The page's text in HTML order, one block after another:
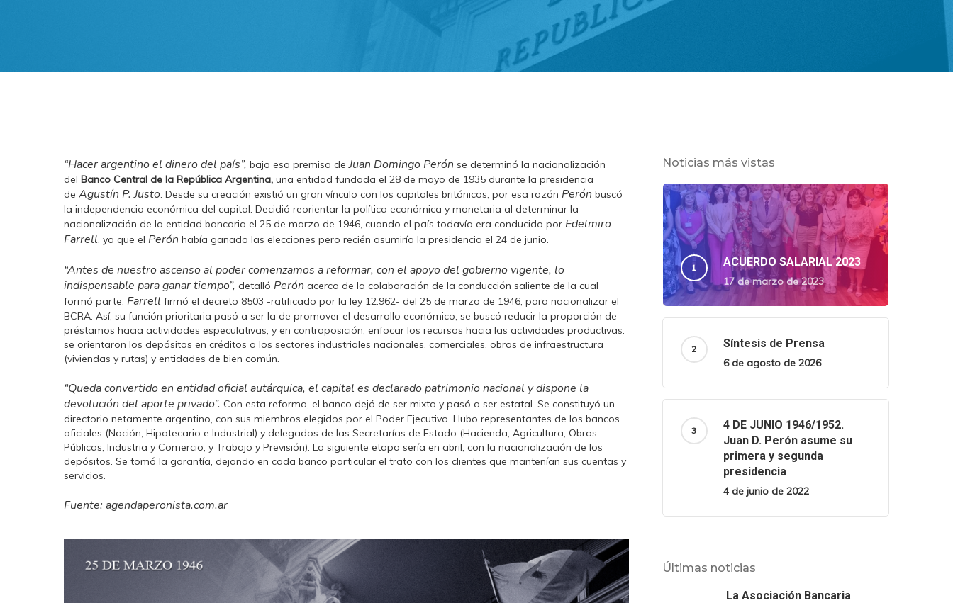
“Hacer argentino el dinero del país”, bajo esa premisa deJuan Domingo Perón se determinó la nacionalización
del Banco Central de la República Argentina, una entidad fundada el 28 de mayo de 1935 durante la presidencia
de Agustín P. Justo. Desde su creación existió un gran vínculo con los capitales británicos, por esa razón Perón buscó
la independencia económica del capital. Decidió reorientar la política económica y monetaria al determinar la
nacionalización de la entidad bancaria el 25 de marzo de 1946, cuando el país todavía era conducido por Edelmiro
Farrell, ya que el Perón había ganado las elecciones pero recién asumiría la presidencia el 24 de junio.
“Antes de nuestro ascenso al poder comenzamos a reformar, con el apoyo del gobierno vigente, lo
indispensable para ganar tiempo”, detalló Perón acerca de la colaboración de la conducción saliente de la cual
formó parte. Farrell firmó el decreto 8503 -ratificado por la ley 12.962- del 25 de marzo de 1946, para nacionalizar el
BCRA. Así, su función prioritaria pasó a ser la de promover el desarrollo económico, se buscó reducir la proporción de
préstamos hacia actividades especulativas, y en contraposición, enfocar los recursos hacia las actividades productivas:
se orientaron los depósitos en créditos a los sectores industriales nacionales, comerciales, obras de infraestructura
(viviendas y rutas) y entidades de bien común.
“Queda convertido en entidad oficial autárquica, el capital es declarado patrimonio nacional y dispone la
devolución del aporte privado”. Con esta reforma, el banco dejó de ser mixto y pasó a ser estatal. Se constituyó un
directorio netamente argentino, con sus miembros elegidos por el Poder Ejecutivo. Hubo representantes de los bancos
oficiales (Nación, Hipotecario e Industrial) y delegados de las Secretarías de Estado (Hacienda, Agricultura, Obras
Públicas, Industria y Comercio, y Trabajo y Previsión). La siguiente etapa sería en abril, con la nacionalización de los
depósitos. Se tomó la garantía, dejando en cada banco particular el trato con los clientes que mantenían sus cuentas y
servicios.
Fuente: agendaperonista.com.ar
Noticias más vistas
ACUERDO SALARIAL 2023
17 de marzo de 2023
Síntesis de Prensa
6 de agosto de 2026
4 DE JUNIO 1946/1952.
Juan D. Perón asume su
primera y segunda
presidencia
4 de junio de 2022
Últimas noticias
La Asociación Bancaria